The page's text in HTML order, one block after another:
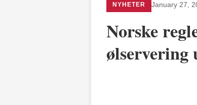
NYHETER January 27,
Norske
ølservering